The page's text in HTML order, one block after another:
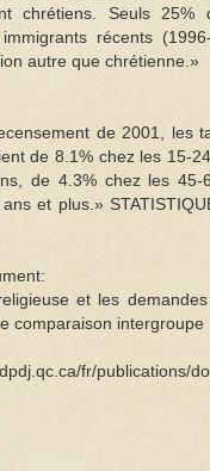
chrétiens. Seuls 25%
récents
autre que chrétienne.»
de 2001, les
de 8.1% chez les 15-
de 4.3% chez les
et plus.»
et les demandes
comparaison intergroupe
fr/publications/